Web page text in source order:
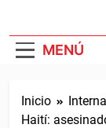
MENÚ
Inicio
Haití: